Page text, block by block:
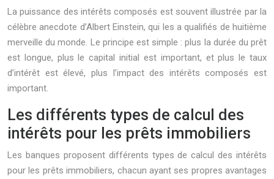
La puissance des intérêts composés est souvent illustrée par la
célèbre anecdote d’Albert Einstein, qui les a qualifiés de huitième
merveille du monde. Le principe est simple : plus la durée du prêt
est longue, plus le capital initial est important, et plus le taux
d’intérêt est élevé, plus l’impact des intérêts composés est
important.
Les différents types de calcul des
intérêts pour les prêts immobiliers
Les banques proposent différents types de calcul des intérêts
pour les prêts immobiliers, chacun ayant ses propres avantages